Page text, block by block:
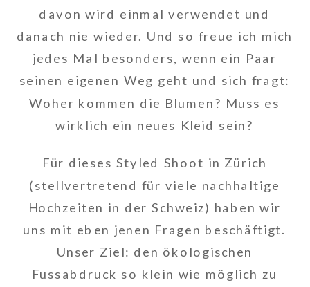
davon wird einmal verwendet und
danach nie wieder. Und so freue ich mich
jedes Mal besonders, wenn ein Paar
seinen eigenen Weg geht und sich fragt:
Woher kommen die Blumen? Muss es
wirklich ein neues Kleid sein?
Für dieses Styled Shoot in Zürich
(stellvertretend für viele nachhaltige
Hochzeiten in der Schweiz) haben wir
uns mit eben jenen Fragen beschäftigt.
Unser Ziel: den ökologischen
Fussabdruck so klein wie möglich zu